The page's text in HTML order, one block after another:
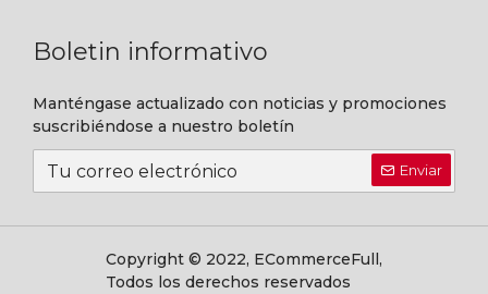
Boletin informativo
Manténgase actualizado con noticias y promociones
suscribiéndose a nuestro boletín
Enviar
Copyright © 2022, ECommerceFull,
Todos los derechos reservados